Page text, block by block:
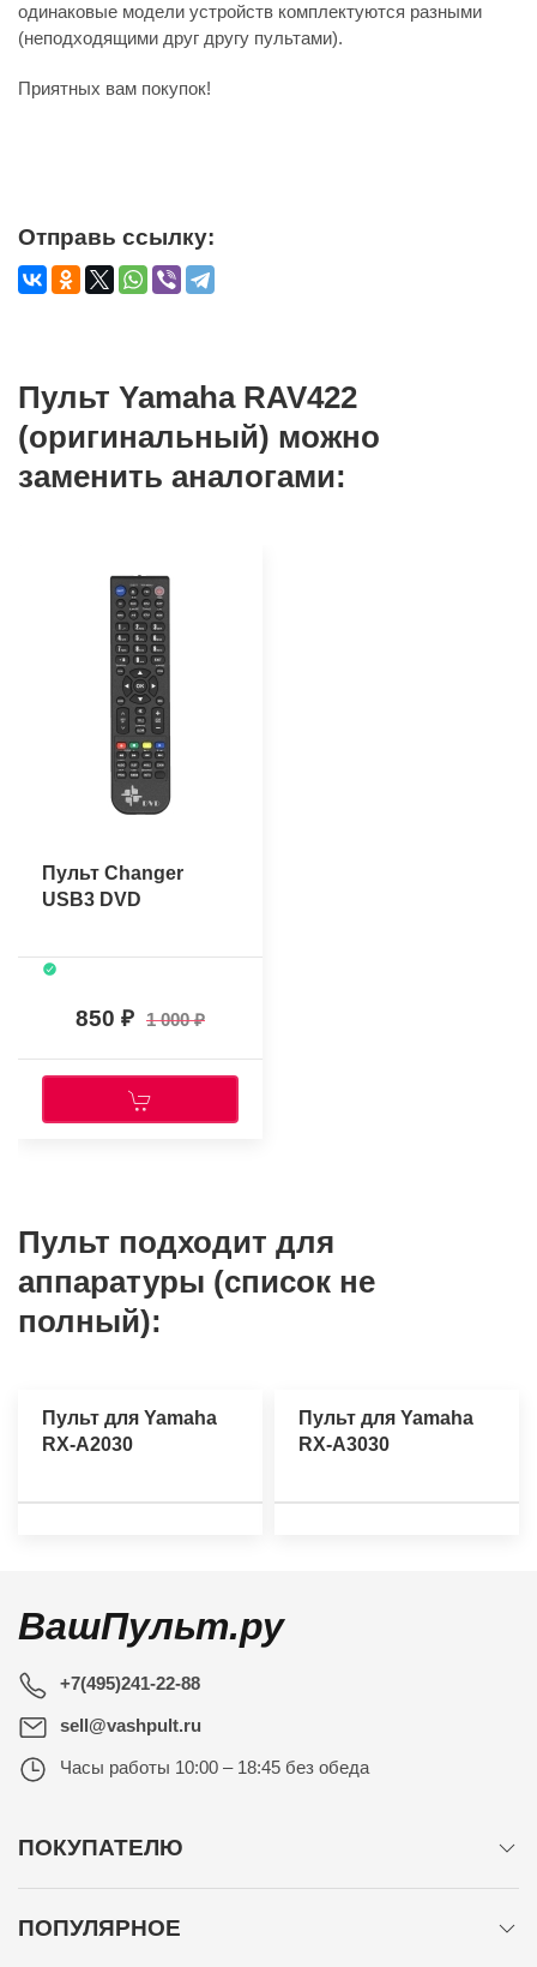
одинаковые модели устройств комплектуются разными
(неподходящими друг другу пультами).
Приятных вам покупок!
Отправь ссылку:
Пульт Yamaha RAV422
(оригинальный) можно
заменить аналогами:
Пульт Changer
USB3 DVD
850 1 000
Пульт подходит для
аппаратуры (список не
полный):
Пульт для Yamaha
RX-A2030
Пульт для Yamaha
RX-A3030
ВашПульт.ру
+7(495)241-22-88
sell@vashpult.ru
Часы работы 10:00 – 18:45 без обеда
ПОКУПАТЕЛЮ
ПОПУЛЯРНОЕ